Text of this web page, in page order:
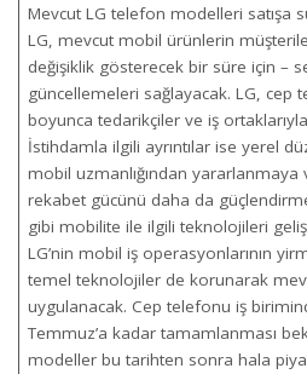
Mevcut LG telefon modelleri satışa
LG, mevcut mobil ürünlerin
değişiklik gösterecek bir süre için –
güncellemeleri sağlayacak. LG, cep
boyunca tedarikçiler ve iş
İstihdamla ilgili ayrıntılar ise yerel
mobil uzmanlığından yararlanmaya
rekabet gücünü daha da
gibi mobilite ile ilgili teknolojileri
LG’nin mobil iş operasyonlarının
temel teknolojiler de korunarak
uygulanacak. Cep telefonu iş
Temmuz’a kadar tamamlanması
modeller bu tarihten sonra hala